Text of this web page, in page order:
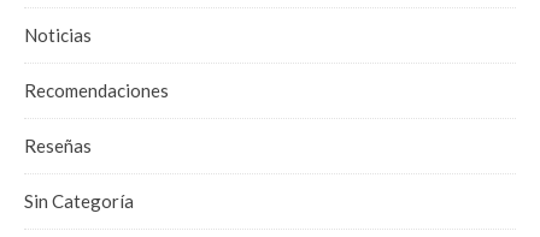
Noticias
Recomendaciones
Reseñas
Sin Categoría